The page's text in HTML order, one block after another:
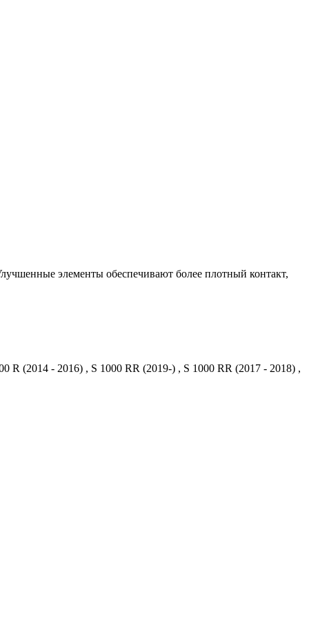
элементы обеспечивают более плотный контакт,
R (2014 - 2016) , S 1000 RR (2019-) , S 1000 RR (2017 - 2018) ,